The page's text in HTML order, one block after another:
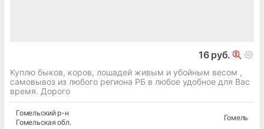
16 руб.
Куплю быков, коров, лошадей живым и убойным весом ,
самовывоз из любого региона РБ в любое удобное для Вас
время. Дорого
Гомельскийр-н
Гомельская обл.
Гомель